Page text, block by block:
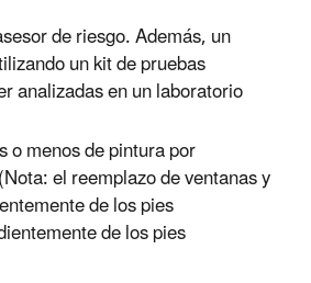
de riesgo. Además, un
un kit de pruebas
analizadas en un laboratorio
menos de pintura por
el reemplazo de ventanas y
de los pies
de los pies